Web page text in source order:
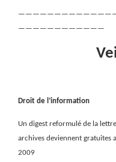
————————————
Droit de l’information
Un digest reformulé de la
archives deviennent gratuites
2009